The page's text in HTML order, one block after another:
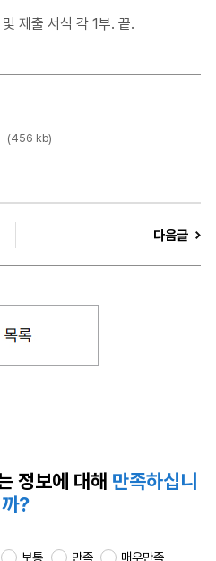
제출 서식 각 1부. 끝.
(456 kb)
다음글
정보에 대해 만족하십니
까?
보통 만족 매우만족